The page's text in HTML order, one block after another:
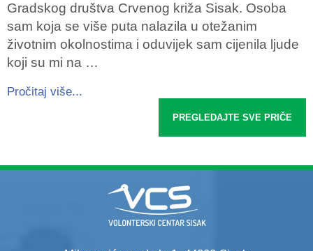
Gradskog društva Crvenog križa Sisak. Osoba
sam koja se više puta nalazila u otežanim
životnim okolnostima i oduvijek sam cijenila ljude
koji su mi na …
Pročitaj više...
PREGLEDAJTE SVE PRIČE